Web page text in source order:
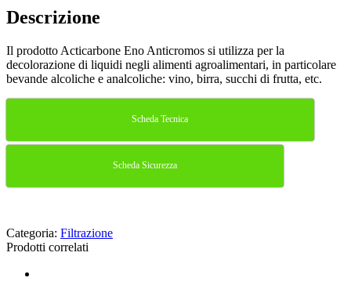
Descrizione
Il prodotto Acticarbone Eno Anticromos si utilizza per la
decolorazione di liquidi negli alimenti agroalimentari, in particolare
bevande alcoliche e analcoliche: vino, birra, succhi di frutta, etc.
Scheda Tecnica
Scheda Sicurezza
Categoria: Filtrazione
Prodotti correlati